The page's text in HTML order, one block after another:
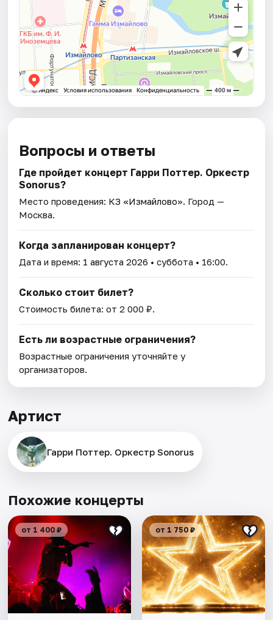
Вопросы и ответы
Где пройдет концерт Гарри Поттер. Оркестр
Sonorus?
Место проведения: КЗ «Измайлово». Город —
Москва.
Когда запланирован концерт?
Дата и время: 1 августа 2026 • суббота • 16:00.
Сколько стоит билет?
Стоимость билета: от 2 000 ₽.
Есть ли возрастные ограничения?
Возрастные ограничения уточняйте у
организаторов.
Артист
Гарри Поттер. Оркестр Sonorus
Похожие концерты
от 1 400 ₽ от 1 750 ₽